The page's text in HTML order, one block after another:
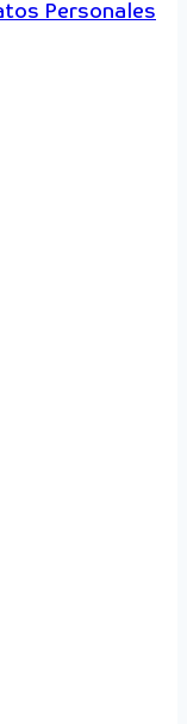
Personales